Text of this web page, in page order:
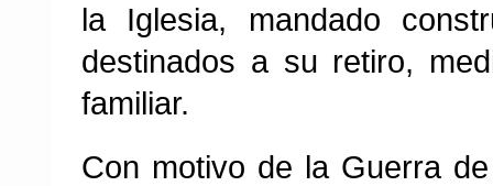
la Iglesia, mandado
destinados a su retiro,
familiar.
Con motivo de la Guerra